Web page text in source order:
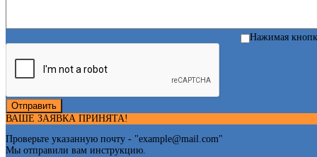
Нажимая
Отправить
ВАШЕ ЗАЯВКА ПРИНЯТА!
Проверьте указанную почту - "example@mail.com"
Мы отправили вам инструкцию.